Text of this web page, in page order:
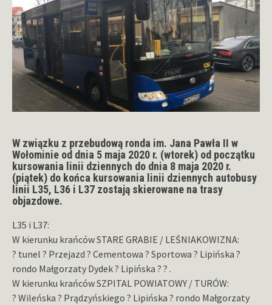
W związku z przebudową ronda im. Jana Pawła II w
Wołominie od dnia 5 maja 2020 r. (wtorek) od początku
kursowania linii dziennych do dnia 8 maja 2020 r.
(piątek) do końca kursowania linii dziennych autobusy
linii L35, L36 i L37 zostają skierowane na trasy
objazdowe.
L35 i L37:
W kierunku krańców STARE GRABIE / LEŚNIAKOWIZNA:
? tunel ? Przejazd ? Cementowa ? Sportowa ? Lipińska ?
rondo Małgorzaty Dydek ? Lipińska ? ? .
W kierunku krańców SZPITAL POWIATOWY / TURÓW:
? Wileńska ? Prądzyńskiego ? Lipińska ? rondo Małgorzaty